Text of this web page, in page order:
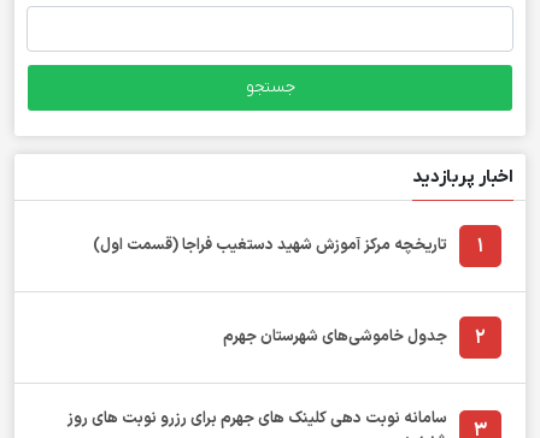
جستجو
برای:
اخبار پربازدید
1 تاریخچه مرکز آموزش شهید دستغیب فراجا (قسمت اول)
2 جدول خاموشی‌های شهرستان جهرم
3
سامانه نوبت دهی کلینک های جهرم برای رزرو نوبت های روز